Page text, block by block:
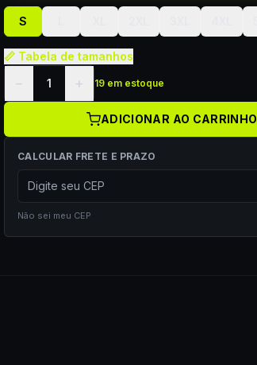
S
📏 Tabela de tamanhos
− 1 + 19 em estoque
ADICIONAR AO CARRINHO
CALCULAR FRETE E PRAZO
Não sei meu CEP